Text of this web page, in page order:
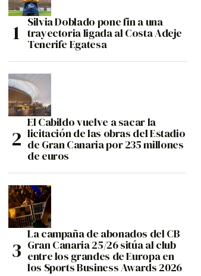
Silvia Doblado pone fin a una
trayectoria ligada al Costa Adeje
Tenerife Egatesa
El Cabildo vuelve a sacar la
licitación de las obras del Estadio
de Gran Canaria por 235 millones
de euros
La campaña de abonados del CB
Gran Canaria 25/26 sitúa al club
entre los grandes de Europa en
los Sports Business Awards 2026